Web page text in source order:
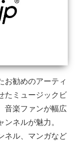
お勧めのアーティ
たミュージックビ
音楽ファンが幅広
ネルが魅力。
ネル、マンガなど